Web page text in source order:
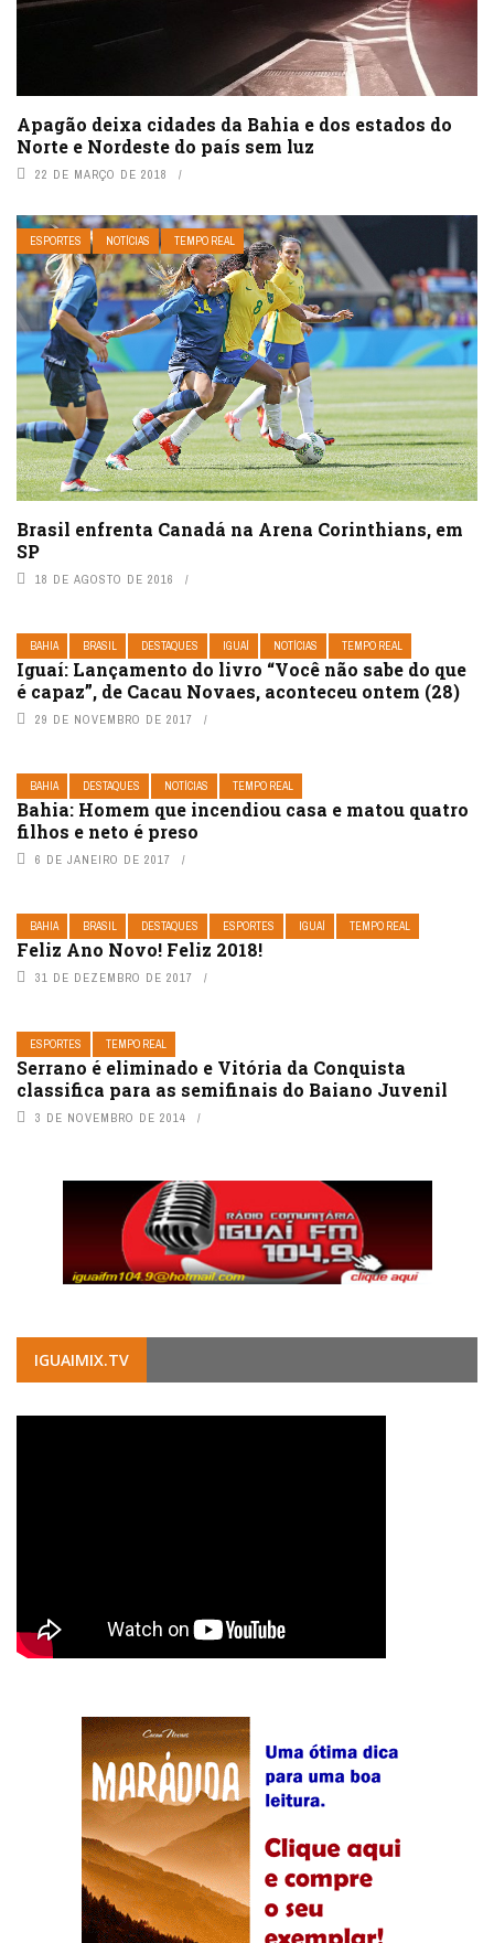
Apagão deixa cidades da Bahia e dos estados do
Norte e Nordeste do país sem luz
22 DE MARÇO DE 2018
ESPORTES NOTÍCIAS TEMPO REAL
Brasil enfrenta Canadá na Arena Corinthians, em
SP
18 DE AGOSTO DE 2016
BAHIA BRASIL DESTAQUES IGUAÍ NOTÍCIAS TEMPO REAL
Iguaí: Lançamento do livro “Você não sabe do que
é capaz”, de Cacau Novaes, aconteceu ontem (28)
29 DE NOVEMBRO DE 2017
BAHIA DESTAQUES NOTÍCIAS TEMPO REAL
Bahia: Homem que incendiou casa e matou quatro
filhos e neto é preso
6 DE JANEIRO DE 2017
BAHIA BRASIL DESTAQUES ESPORTES IGUAÍ TEMPO REAL
Feliz Ano Novo! Feliz 2018!
31 DE DEZEMBRO DE 2017
ESPORTES TEMPO REAL
Serrano é eliminado e Vitória da Conquista
classifica para as semifinais do Baiano Juvenil
3 DE NOVEMBRO DE 2014
IGUAIMIX.TV